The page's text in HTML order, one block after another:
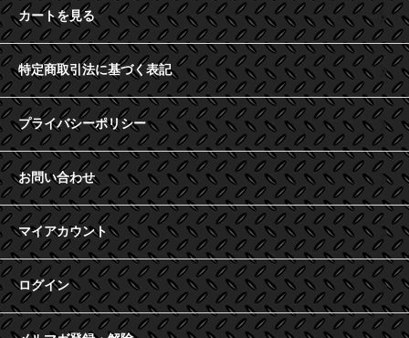
カートを見る
特定商取引法に基づく表記
プライバシーポリシー
お問い合わせ
マイアカウント
ログイン